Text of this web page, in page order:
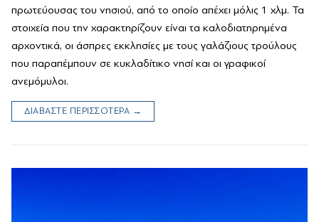
πρωτεύουσας του νησιού, από το οποίο απέχει μόλις 1 χλμ. Τα
στοιχεία που την χαρακτηρίζουν είναι τα καλοδιατηρημένα
αρχοντικά, οι άσπρες εκκλησίες με τους γαλάζιους τρούλους
που παραπέμπουν σε κυκλαδίτικο νησί και οι γραφικοί
ανεμόμυλοι.
ΔΙΑΒΑΣΤΕ ΠΕΡΙΣΣΟΤΕΡΑ →